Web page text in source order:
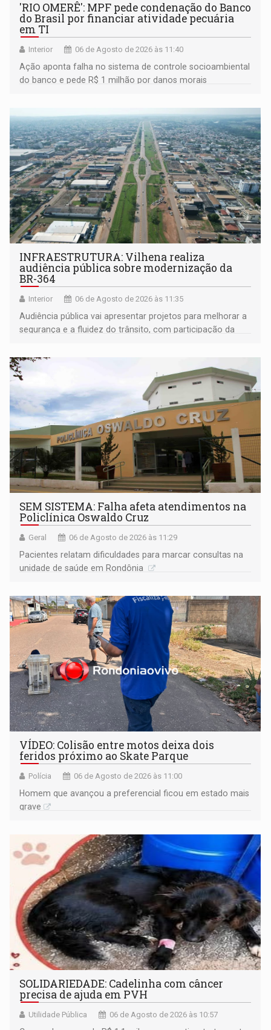
'RIO OMERÊ': MPF pede condenação do Banco
do Brasil por financiar atividade pecuária
em TI
Interior 06 de Agosto de 2026 às 11:40
Ação aponta falha no sistema de controle socioambiental
do banco e pede R$ 1 milhão por danos morais
INFRAESTRUTURA: Vilhena realiza
audiência pública sobre modernização da
BR-364
Interior 06 de Agosto de 2026 às 11:35
Audiência pública vai apresentar projetos para melhorar a
segurança e a fluidez do trânsito, com participação da
SEM SISTEMA: Falha afeta atendimentos na
Policlínica Oswaldo Cruz
Geral 06 de Agosto de 2026 às 11:29
Pacientes relatam dificuldades para marcar consultas na
unidade de saúde em Rondônia
VÍDEO: Colisão entre motos deixa dois
feridos próximo ao Skate Parque
Polícia 06 de Agosto de 2026 às 11:00
Homem que avançou a preferencial ficou em estado mais
grave
SOLIDARIEDADE: Cadelinha com câncer
precisa de ajuda em PVH
Utilidade Pública 06 de Agosto de 2026 às 10:57